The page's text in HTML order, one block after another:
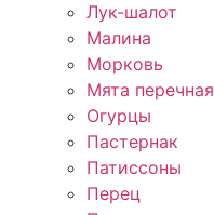
Лук-шалот
Малина
Морковь
Мята перечная
Огурцы
Пастернак
Патиссоны
Перец